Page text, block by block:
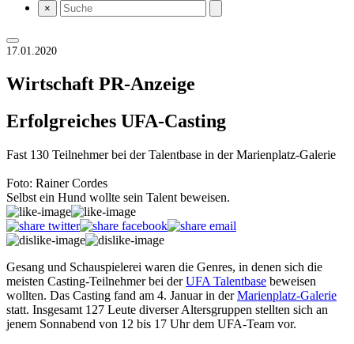
×
17.01.2020
Wirtschaft PR-Anzeige
Erfolgreiches UFA-Casting
Fast 130 Teilnehmer bei der Talentbase in der Marienplatz-Galerie
Foto: Rainer Cordes
Selbst ein Hund wollte sein Talent beweisen.
Gesang und Schauspielerei waren die Genres, in denen sich die
meisten Casting-Teilnehmer bei derUFA Talentbase beweisen
wollten. Das Casting fand am 4. Januar in derMarienplatz-Galerie
statt. Insgesamt 127 Leute diverser Altersgruppen stellten sich an
jenem Sonnabend von 12 bis 17 Uhr dem UFA-Team vor.